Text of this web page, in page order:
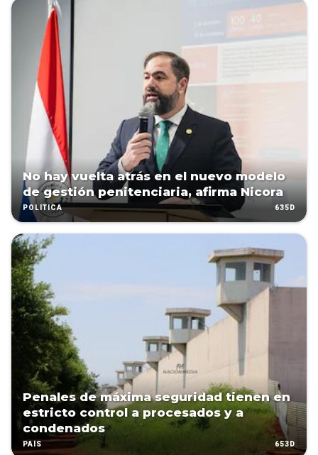
No hay vuelta atrás en el nuevo modelo
de gestión penitenciaria, afirma Nicora
POLÍTICA 635D
Penales de máxima seguridad tienen en
estricto control a procesados y a
condenados
PAÍS 653D